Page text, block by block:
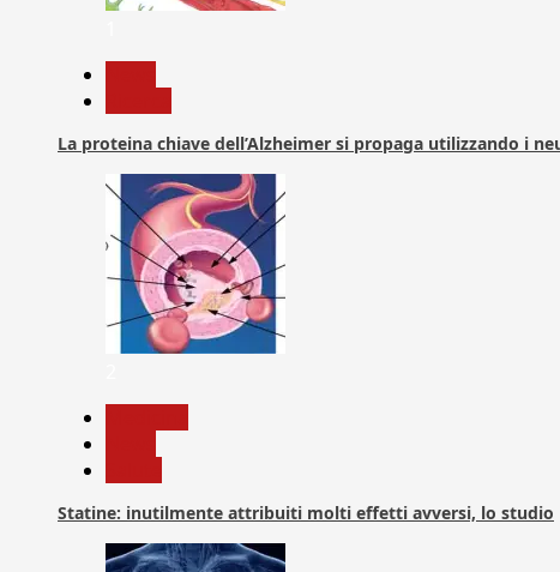
La proteina chiave dell’Alzheimer si propaga utilizzando i
Statine: inutilmente attribuiti molti effetti avversi, lo studio